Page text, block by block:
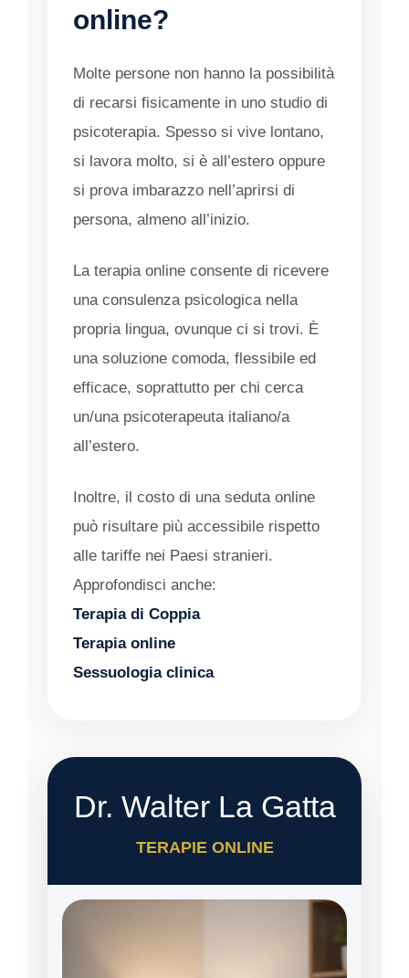
online?
Molte persone non hanno la possibilità
di recarsi fisicamente in uno studio di
psicoterapia. Spesso si vive lontano,
si lavora molto, si è all’estero oppure
si prova imbarazzo nell’aprirsi di
persona, almeno all’inizio.
La terapia online consente di ricevere
una consulenza psicologica nella
propria lingua, ovunque ci si trovi. È
una soluzione comoda, flessibile ed
efficace, soprattutto per chi cerca
un/una psicoterapeuta italiano/a
all’estero.
Inoltre, il costo di una seduta online
può risultare più accessibile rispetto
alle tariffe nei Paesi stranieri.
Approfondisci anche:
Terapia di Coppia
Terapia online
Sessuologia clinica
Dr. Walter La Gatta
TERAPIE ONLINE